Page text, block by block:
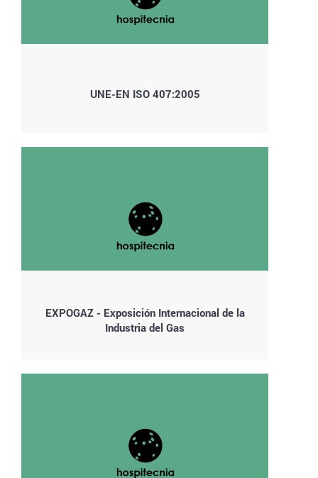
UNE-EN ISO 407:2005
EXPOGAZ - Exposición Internacional de la
Industria del Gas